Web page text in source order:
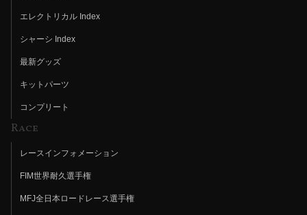
エレクトリカル Index
シャーシ Index
最新グッズ
キットパーツ
コンプリート
Race
レースインフォメーション
FIM世界耐久選手権
MFJ全日本ロードレース選手権